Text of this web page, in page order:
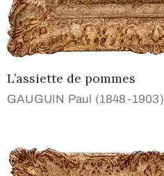
L’assiette de pommes
GAUGUIN Paul (1848-1903)